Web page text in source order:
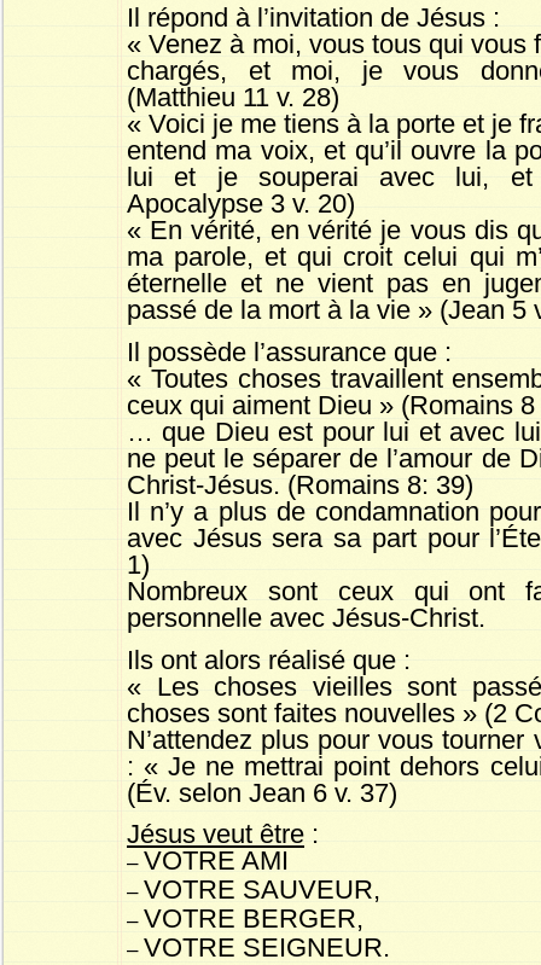
Il répond à l’invitation de Jésus :
« Venez à moi, vous tous qui vous
chargés, et moi, je vous
(Matthieu 11 v. 28)
« Voici je me tiens à la porte et je
entend ma voix, et qu’il ouvre la
lui et je souperai avec lui,
Apocalypse 3 v. 20)
« En vérité, en vérité je vous dis
ma parole, et qui croit celui qui
éternelle et ne vient pas en
passé de la mort à la vie » (Jean 5
Il possède l’assurance que :
« Toutes choses travaillent
ceux qui aiment Dieu » (Romains 8
… que Dieu est pour lui et avec
ne peut le séparer de l’amour de
Christ-Jésus. (Romains 8: 39)
Il n’y a plus de condamnation
avec Jésus sera sa part pour
1)
Nombreux sont ceux qui ont
personnelle avec Jésus-Christ.
Ils ont alors réalisé que :
« Les choses vieilles sont
choses sont faites nouvelles » (2
N’attendez plus pour vous
: « Je ne mettrai point dehors
(Év. selon Jean 6 v. 37)
Jésus veut être :
– VOTRE AMI
– VOTRE SAUVEUR,
– VOTRE BERGER,
– VOTRE SEIGNEUR.